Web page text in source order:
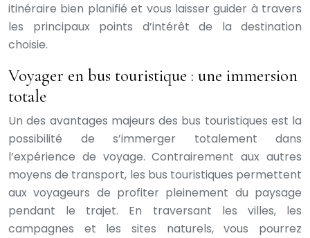
itinéraire bien planifié et vous laisser guider à travers
les principaux points d’intérêt de la destination
choisie.
Voyager en bus touristique : une immersion
totale
Un des avantages majeurs des bus touristiques est la
possibilité de s’immerger totalement dans
l’expérience de voyage. Contrairement aux autres
moyens de transport, les bus touristiques permettent
aux voyageurs de profiter pleinement du paysage
pendant le trajet. En traversant les villes, les
campagnes et les sites naturels, vous pourrez